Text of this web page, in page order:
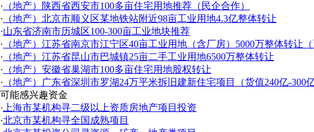
· （地产）陕西省西安市100多亩住宅用地推荐（民企合作）
· （地产）北京市顺义区某地铁站附近98亩工业用地4.3亿整体转让
·山东省济南市历城区100-300亩工业地块推荐
· （地产）江苏省南京市江宁区40亩工业用地（含厂房）5000万整体转让（
· （地产）江苏省昆山市巴城镇25亩二手工业用地6500万整体转让
· （地产）安徽省巢湖市100多亩住宅用地股权转让
· （地产）广东省深圳市罗湖24万平米拆旧建新住宅项目（货值240亿-300
可能感兴趣资金
· 上海市某机构寻二级以上资质房地产项目投资
·北京市某机构寻全国成熟项目